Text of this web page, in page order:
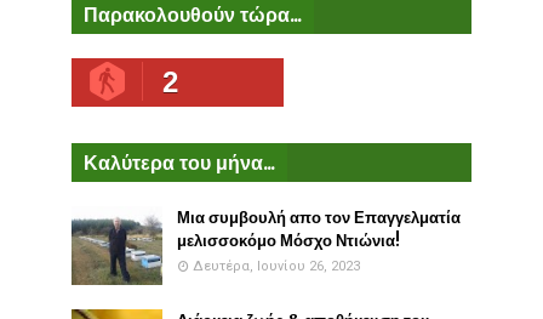
Παρακολουθούν τώρα...
2
Καλύτερα του μήνα...
Μια συμβουλή απο τον Επαγγελματία
μελισσοκόμο Μόσχο Ντιώνια!
Δευτέρα, Ιουνίου 26, 2023